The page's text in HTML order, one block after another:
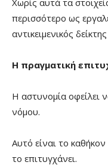
περισσότερο ως
αντικειμενικός
Η πραγματική
Η αστυνομία οφείλει
νόμου.
Αυτό είναι το
το επιτυγχάνει.